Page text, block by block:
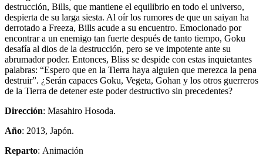
destrucción, Bills, que mantiene el equilibrio en todo el universo,
despierta de su larga siesta. Al oír los rumores de que un saiyan ha
derrotado a Freeza, Bills acude a su encuentro. Emocionado por
encontrar a un enemigo tan fuerte después de tanto tiempo, Goku
desafía al dios de la destrucción, pero se ve impotente ante su
abrumador poder. Entonces, Bliss se despide con estas inquietantes
palabras: “Espero que en la Tierra haya alguien que merezca la pena
destruir”. ¿Serán capaces Goku, Vegeta, Gohan y los otros guerreros
de la Tierra de detener este poder destructivo sin precedentes?
Dirección: Masahiro Hosoda.
Año: 2013, Japón.
Reparto: Animación